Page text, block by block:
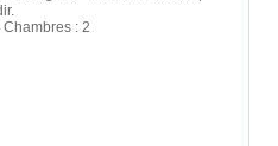
Chambres : 2